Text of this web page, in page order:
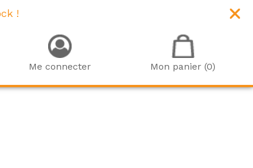
!
Me connecter Mon panier (0)